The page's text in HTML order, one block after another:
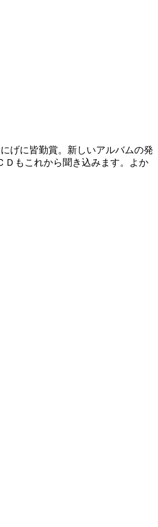
げに皆勤賞。新しいアルバムの発
Ｄもこれから聞き込みます。よか